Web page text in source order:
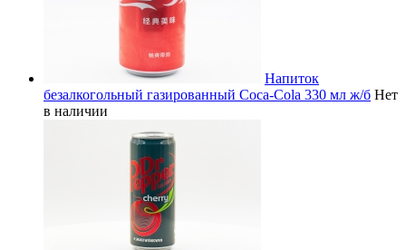
Напиток
безалкогольный газированный Coca-Cola 330 мл ж/б Нет
в наличии